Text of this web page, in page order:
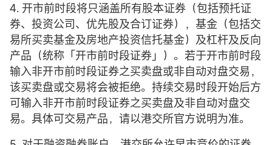
4. 开市前时段将只涵盖所有股本证券（包括预托证
券、投资公司、优先股及合订证券），基金（包括交
易所买卖基金及房地产投资信托基金）及杠杆及反向
产品（统称「开市前时段证券」）。若于开市前时段
输入非开市前时段证券之买卖盘或非自动对盘交易，
该买卖盘或交易将会被拒绝。持续交易时段开始后方
可输入非开市前时段证券之买卖盘及非自动对盘交
易。具体可交易产品，请以港交所官方说明为准。